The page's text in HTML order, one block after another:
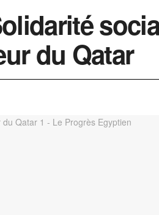
du Qatar